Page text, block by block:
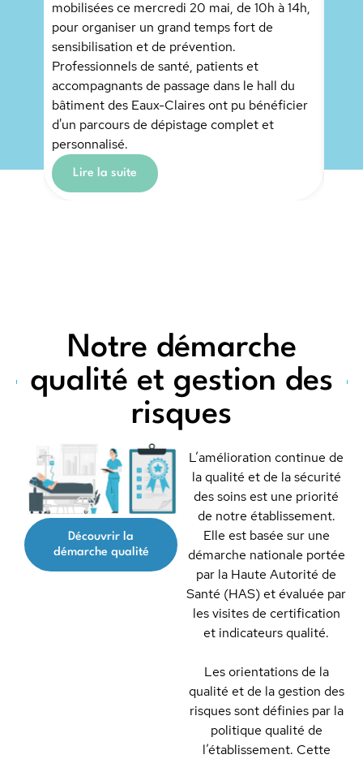
mobilisées ce mercredi 20 mai, de 10h à 14h,
pour organiser un grand temps fort de
sensibilisation et de prévention.
Professionnels de santé, patients et
accompagnants de passage dans le hall du
bâtiment des Eaux-Claires ont pu bénéficier
d'un parcours de dépistage complet et
personnalisé.
Lire la suite
Notre démarche
qualité et gestion des
risques
L’amélioration continue de
la qualité et de la sécurité
des soins est une priorité
de notre établissement.
Elle est basée sur une
démarche nationale portée
par la Haute Autorité de
Santé (HAS) et évaluée par
les visites de certification
et indicateurs qualité.
Les orientations de la
qualité et de la gestion des
risques sont définies par la
politique qualité de
l’établissement. Cette
Découvrir la
démarche qualité